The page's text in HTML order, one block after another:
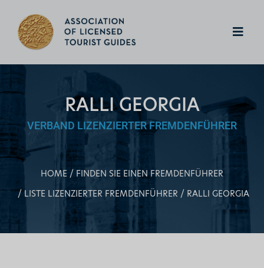
RALLI GEORGIA
VERBAND LIZENZIERTER FREMDENFÜHRER
HOME
FINDEN SIE EINEN FREMDENFÜHRER
LISTE LIZENZIERTER FREMDENFÜHRER
RALLI GEORGIA